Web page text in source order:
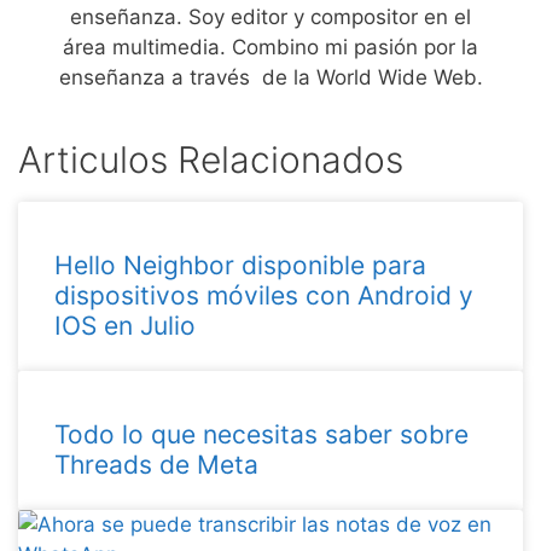
enseñanza. Soy editor y compositor en el
área multimedia. Combino mi pasión por la
enseñanza a través de la World Wide Web.
Articulos Relacionados
Hello Neighbor disponible para
dispositivos móviles con Android y
IOS en Julio
Todo lo que necesitas saber sobre
Threads de Meta